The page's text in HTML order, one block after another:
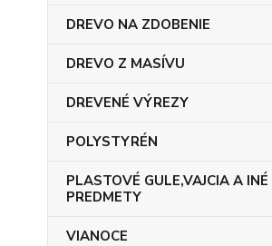
DREVO NA ZDOBENIE
DREVO Z MASÍVU
DREVENÉ VÝREZY
POLYSTYRÉN
PLASTOVÉ GULE,VAJCIA A INÉ
PREDMETY
VIANOCE